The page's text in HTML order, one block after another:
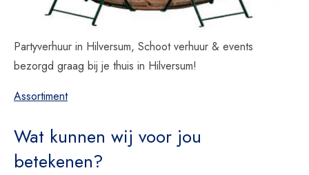
Partyverhuur in Hilversum, Schoot verhuur & events
bezorgd graag bij je thuis in Hilversum!
Assortiment
Wat kunnen wij voor jou
betekenen?